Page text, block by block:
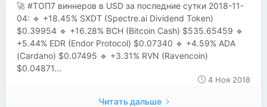
🚀 #ТОП7 виннеров в USD за последние сутки 2018-11-
04: 🔹 +18.45% SXDT (Spectre.ai Dividend Token)
$0.39954 🔹 +16.28% BCH (Bitcoin Cash) $535.65459 🔹
+5.44% EDR (Endor Protocol) $0.07340 🔹 +4.59% ADA
(Cardano) $0.07495 🔹 +3.31% RVN (Ravencoin)
$0.04871...
4 Ноя 2018
Читать дальше